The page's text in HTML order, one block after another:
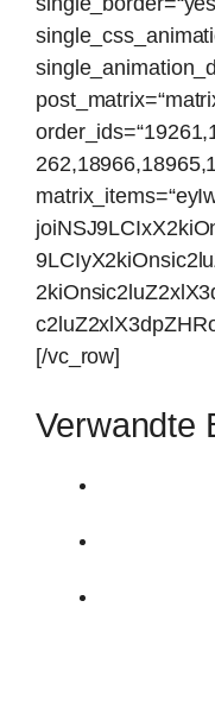
[/vc_row]
Verwandte